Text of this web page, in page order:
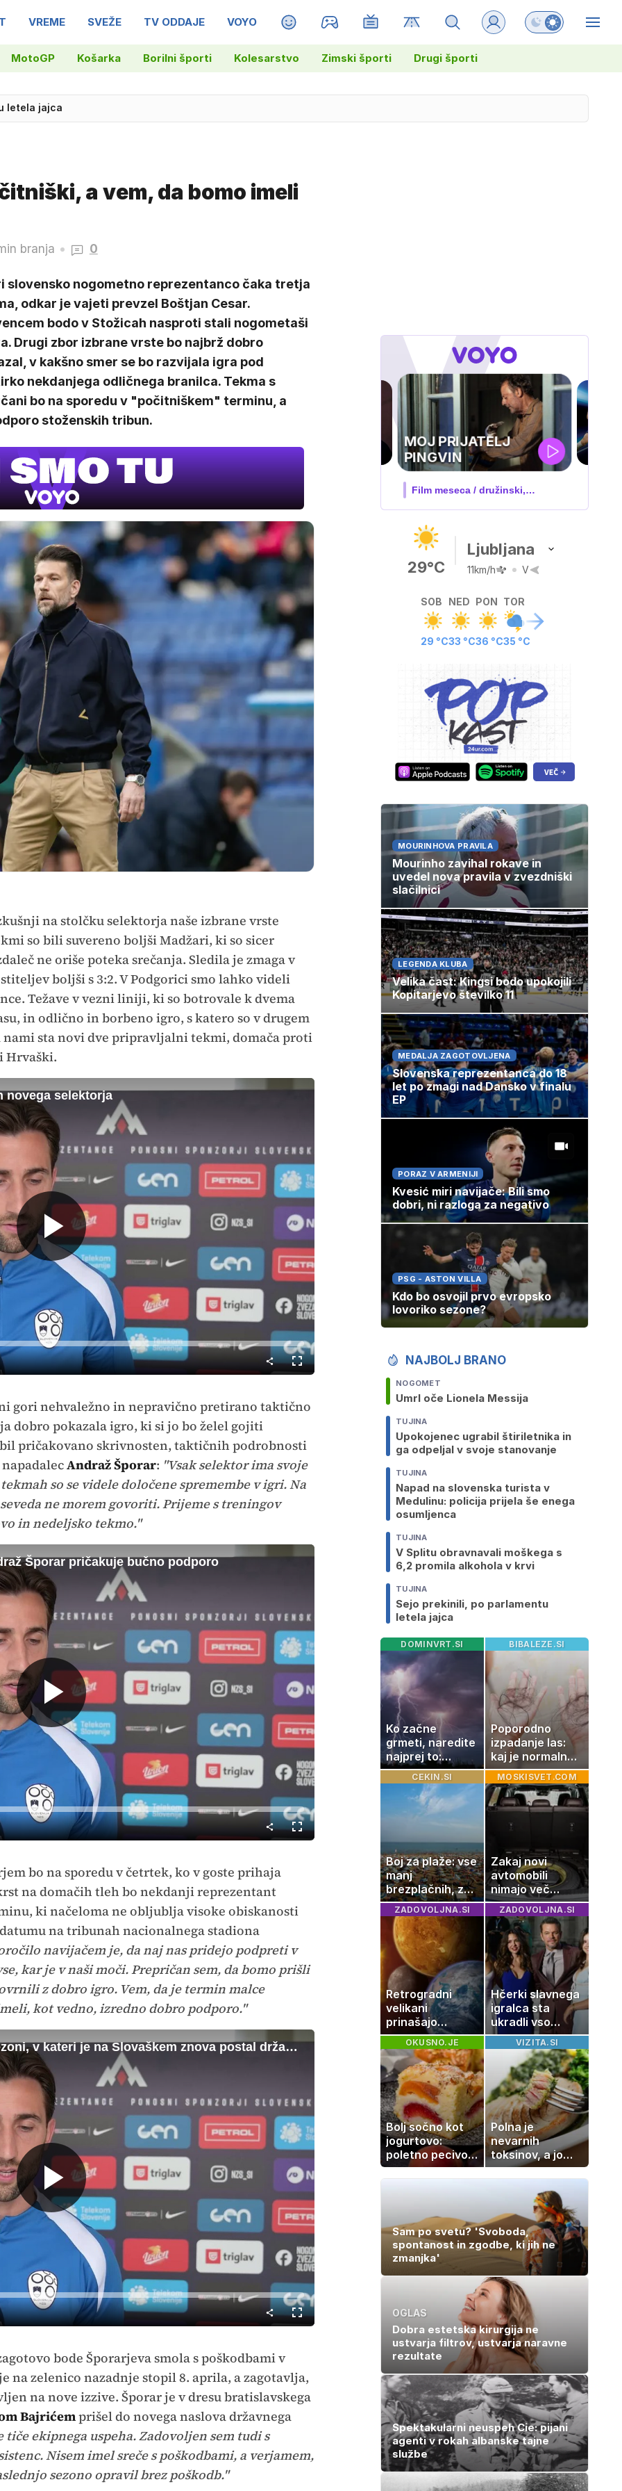
VREME SVEŽE TV ODDAJE VOYO MAGAZIN Preklopi barvni
MotoGP Košarka Borilni športi Kolesarstvo Zimski športi Drugi športi
letela jajca
a vem, da bomo imeli
branja 0
slovensko nogometno reprezentanco čaka tretja
odkar je vajeti prevzel Boštjan Cesar.
bodo v Stožicah nasproti stali nogometaši
Drugi zbor izbrane vrste bo najbrž dobro
v kakšno smer se bo razvijala igra pod
nekdanjega odličnega branilca. Tekma s
bo na sporedu v "počitniškem" terminu, a
stoženskih tribun.
na stolčku selektorja naše izbrane vrste
so bili suvereno boljši Madžari, ki so sicer
ne oriše poteka srečanja. Sledila je zmaga v
boljši s 3:2. V Podgorici smo lahko videli
Težave v vezni liniji, ki so botrovale k dvema
in odlično in borbeno igro, s katero so v drugem
sta novi dve pripravljalni tekmi, domača proti
Hrvaški.
novega selektorja
Predvajaj
Celozaslonski
način
gori nehvaležno in nepravično pretirano taktično
dobro pokazala igro, ki si jo bo želel gojiti
pričakovano skrivnosten, taktičnih podrobnosti
Andraž Šporar: "Vsak selektor ima svoje
so se videle določene spremembe v igri. Na
ne morem govoriti. Prijeme s treningov
in nedeljsko tekmo."
Šporar pričakuje bučno podporo
Predvajaj
Celozaslonski
način
bo na sporedu v četrtek, ko v goste prihaja
na domačih tleh bo nekdanji reprezentant
ki načeloma ne obljublja visoke obiskanosti
na tribunah nacionalnega stadiona
navijačem je, da naj nas pridejo podpreti v
kar je v naši moči. Prepričan sem, da bomo prišli
z dobro igro. Vem, da je termin malce
kot vedno, izredno dobro podporo."
Andraž Šporar o minuli klubski sezoni, v kateri je na Slovaškem znova postal državni prvak
Predvajaj
Celozaslonski
način
bode Šporarjeva smola s poškodbami v
zelenico nazadnje stopil 8. aprila, a zagotavlja,
na nove izzive. Šporar je v dresu bratislavskega
Bajrićemprišel do novega naslova državnega
tiče ekipnega uspeha. Zadovoljen sem tudi s
Nisem imel sreče s poškodbami, a verjamem,
sezono opravil brez poškodb."
UEFA
SUPERPOKAL
V živo na VOYO: sreda ob 20.30
29°C
Ljubljana
11km/h V
SOB
29 °C
NED
33 °C
PON
36 °C
TOR
35 °C
MOURINHOVA PRAVILA
Mourinho zavihal rokave in
uvedel nova pravila v zvezdniški
slačilnici
LEGENDA KLUBA
Velika čast: Kingsi bodo upokojili
Kopitarjevo številko 11
MEDALJA ZAGOTOVLJENA
Slovenska reprezentanca do 18
let po zmagi nad Dansko v finalu
EP
PORAZ V ARMENIJI
Kvesić miri navijače: Bili smo
dobri, ni razloga za negativo
PSG - ASTON VILLA
Kdo bo osvojil prvo evropsko
lovoriko sezone?
NAJBOLJ BRANO
NOGOMET
Umrl oče Lionela Messija
TUJINA
Upokojenec ugrabil štiriletnika in
ga odpeljal v svoje stanovanje
TUJINA
Napad na slovenska turista v
Medulinu: policija prijela še enega
osumljenca
TUJINA
V Splitu obravnavali moškega s
6,2 promila alkohola v krvi
TUJINA
Sejo prekinili, po parlamentu
letela jajca
DOMINVRT.SI
Ko začne
grmeti, naredite
najprej to:
strokovnjaki
opozarjajo na
pogosto napako
BIBALEZE.SI
Poporodno
izpadanje las:
kaj je normalno
in kako si
pomagati
CEKIN.SI
Boj za plaže: vse
manj
brezplačnih, za
ležalnik in
senčnik tudi več
kot 40 evrov
MOSKISVET.COM
Zakaj novi
avtomobili
nimajo več
rezervne gume?
ZADOVOLJNA.SI
Retrogradni
velikani
prinašajo
pomembne
premike – kaj
pomeni, da so
Saturn, Neptun
in Pluton hkrati
retrogradni?
ZADOVOLJNA.SI
Hčerki slavnega
igralca sta
ukradli vso
pozornost
OKUSNO.JE
Bolj sočno kot
jogurtovo:
poletno pecivo,
ki vedno uspe
VIZITA.SI
Polna je
nevarnih
toksinov, a jo
imamo vsi radi:
to je najbolj
nezdrava riba, ki
jo mnogi redno
uživajo
Sam po svetu? 'Svoboda,
spontanost in zgodbe, ki jih ne
zmanjka'
OGLAS
Dobra estetska kirurgija ne
ustvarja filtrov, ustvarja naravne
rezultate
Spektakularni neuspeh Cie: pijani
agenti v rokah albanske tajne
službe